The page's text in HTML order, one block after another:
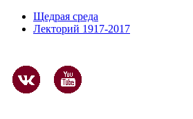
Щедрая среда
Лекторий 1917-2017